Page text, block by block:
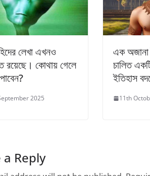
লেখা এখনও
রয়েছে। কোথায় গেলে
2025
এক অজানা
চালিত
ইতিহাস
11th
a Reply